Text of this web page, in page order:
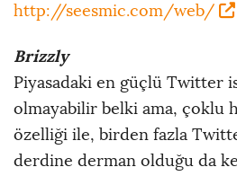
http://seesmic.com/web/
Brizzly
Piyasadaki en güçlü Twitter
olmayabilir belki ama, çoklu
özelliği ile, birden fazla
derdine derman olduğu da